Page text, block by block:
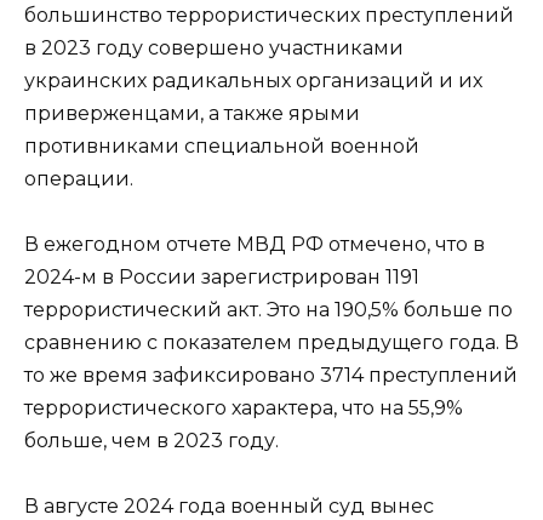
большинство террористических преступлений
в 2023 году совершено участниками
украинских радикальных организаций и их
приверженцами, а также ярыми
противниками специальной военной
операции.
В ежегодном отчете МВД РФ отмечено, что в
2024-м в России зарегистрирован 1191
террористический акт. Это на 190,5% больше по
сравнению с показателем предыдущего года. В
то же время зафиксировано 3714 преступлений
террористического характера, что на 55,9%
больше, чем в 2023 году.
В августе 2024 года военный суд вынес